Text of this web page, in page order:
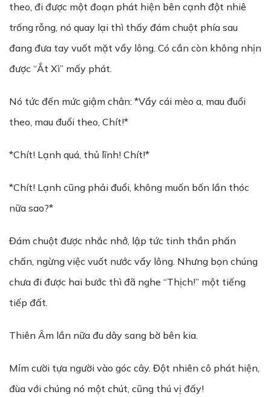
theo, đi được một đoạn phát hiện bên cạnh đột nhiê
trống rỗng, nó quay lại thì thấy đám chuột phía sau
đang đưa tay vuốt mặt vẩy lông. Có cần còn không nhịn
được “Ắt Xì” mấy phát.
Nó tức đến mức giậm chân: *Vẩy cái mèo a, mau đuổi
theo, mau đuổi theo, Chít!*
*Chít! Lạnh quá, thủ lĩnh! Chít!*
*Chít! Lạnh cũng phải đuổi, không muốn bốn lần thóc
nữa sao?*
Đám chuột được nhắc nhở, lập tức tinh thần phấn
chấn, ngừng việc vuốt nước vẩy lông. Nhưng bọn chúng
chưa đi được hai bước thì đã nghe “Thịch!” một tiếng
tiếp đất.
Thiên Âm lần nữa đu dây sang bờ bên kia.
Mỉm cười tựa người vào góc cây. Đột nhiên cô phát hiện,
đùa với chúng nó một chút, cũng thú vị đấy!